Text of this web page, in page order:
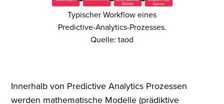
Typischer Workflow eines
Predictive-Analytics-Prozesses.
Quelle: taod
Innerhalb von Predictive Analytics Prozessen
werden mathematische Modelle (prädiktive